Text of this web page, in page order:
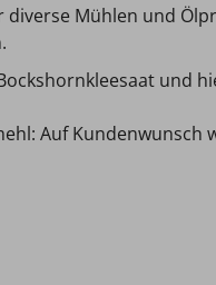
Mühlen und
und
Auf